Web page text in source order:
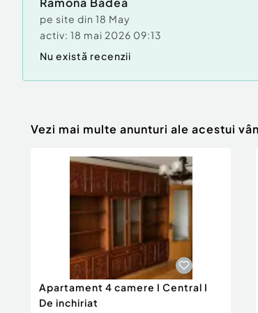
-Compartimentarile interioare sunt
-Balustrada sticla securizata.
-Videointerfon
-Securitatea este asigurata printr-
care functioneaza 24/7.
Imobilul este situat pe o strada
ferita de zgomotul si agitatia urbana.
pe site din 18 May
activ: 18 mai 2026 09:13
Nu există recenzii
Vezi mai multe anunturi ale acestui
Apartament 4 camere I Central I
De inchiriat